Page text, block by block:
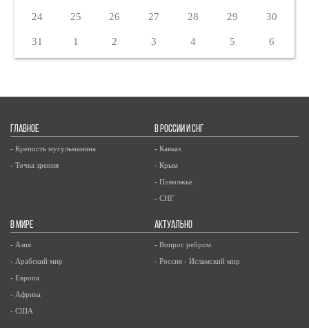
24 25 26 27 28 29 30
31 1 2 3 4 5 6
ГЛАВНОЕ
- Крепость мусульманина
- Точка зрения
В РОССИИ И СНГ
- Кавказ
- Крым
- Поволжье
- СНГ
В МИРЕ
- Азия
- Арабский мир
- Европа
- Африка
- США
АКТУАЛЬНО
- Вопрос ребром
- Россия - Исламский мир